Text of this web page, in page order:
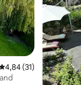
4,84 (31)